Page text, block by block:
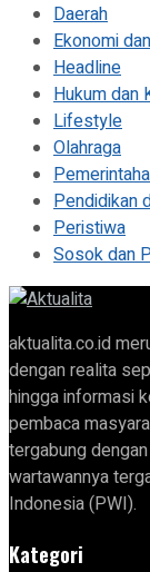
Daerah
Ekonomi
Headline
Hukum dan
Lifestyle
Olahraga
Pendidikan
Peristiwa
Sosok dan
aktualita.co.id
dengan realita
hingga informasi
pembaca
tergabung
wartawannya
Indonesia (PWI).
Kategori